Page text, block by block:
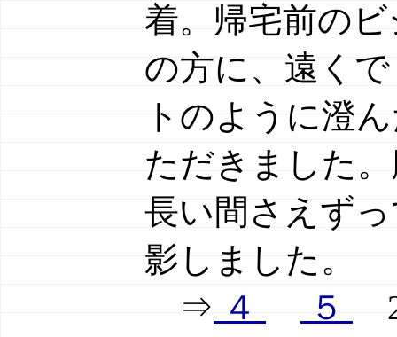
着。帰宅前の
の方に、遠く
トのように澄
ただきました
長い間さえず
影しました。
⇒４ ５